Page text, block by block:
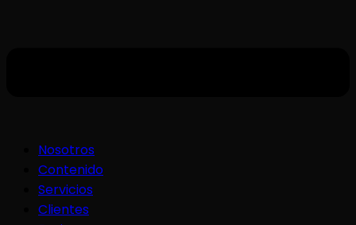
Nosotros
Contenido
Servicios
Clientes